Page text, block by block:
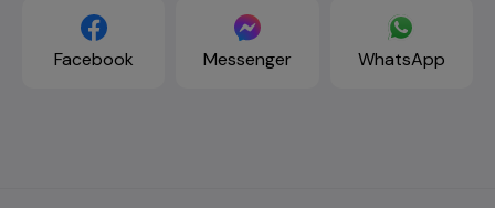
Facebook Messenger WhatsApp